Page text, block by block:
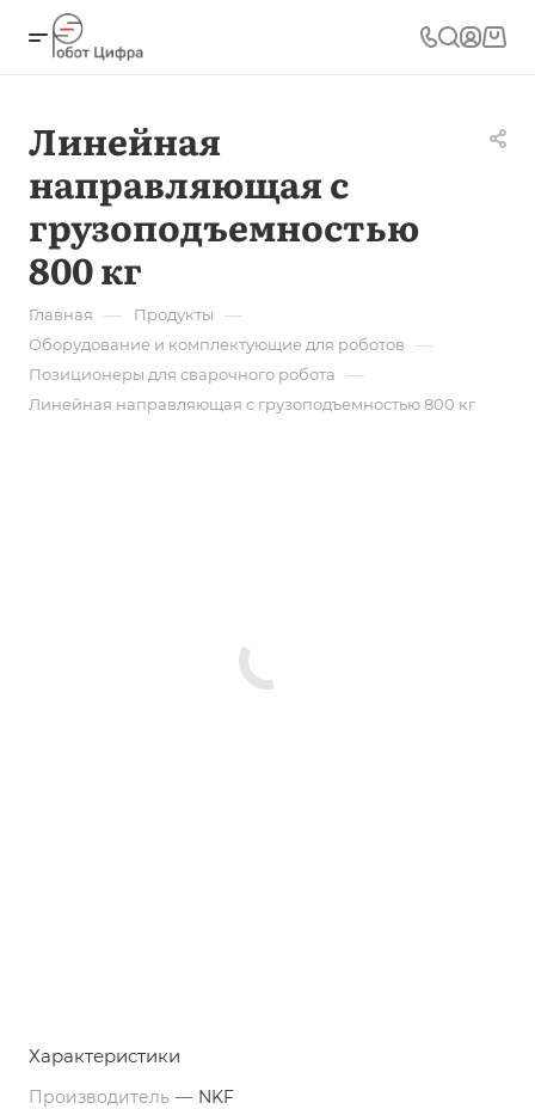
Линейная
направляющая с
грузоподъемностью
800 кг
Главная — Продукты —
Оборудование и комплектующие для роботов —
Позиционеры для сварочного робота —
Линейная направляющая с грузоподъемностью 800 кг
Характеристики
Производитель — NKF